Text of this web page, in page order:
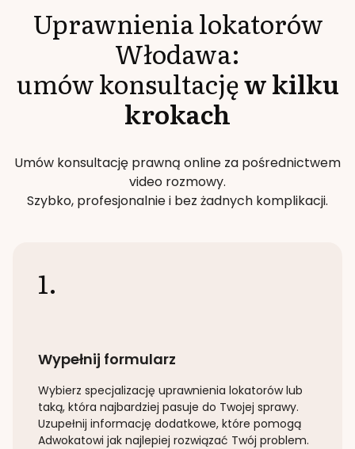
Uprawnienia lokatorów
Włodawa:
umów konsultacjęw kilku
krokach
Umów konsultację prawną online za pośrednictwem
video rozmowy.
Szybko, profesjonalnie i bez żadnych komplikacji.
1.
Wypełnij formularz
Wybierz specjalizację uprawnienia lokatorów lub
taką, która najbardziej pasuje do Twojej sprawy.
Uzupełnij informację dodatkowe, które pomogą
Adwokatowi jak najlepiej rozwiązać Twój problem.